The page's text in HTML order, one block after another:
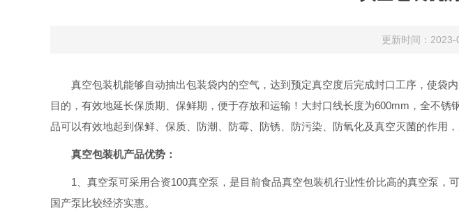
更新时间：
真空包装机能够自动抽出包装袋内的空气，达到预定真空度后完成封口工序，使袋
目的，有效地延长保质期、保鲜期，便于存放和运输！大封口线长度为600mm，全不
品可以有效地起到保鲜、保质、防潮、防霉、防锈、防污染、防氧化及真空灭菌的作用，
真空包装机产品优势：
1、真空泵可采用合资100真空泵，是目前食品真空包装机行业性价比高的真空泵
国产泵比较经济实惠。